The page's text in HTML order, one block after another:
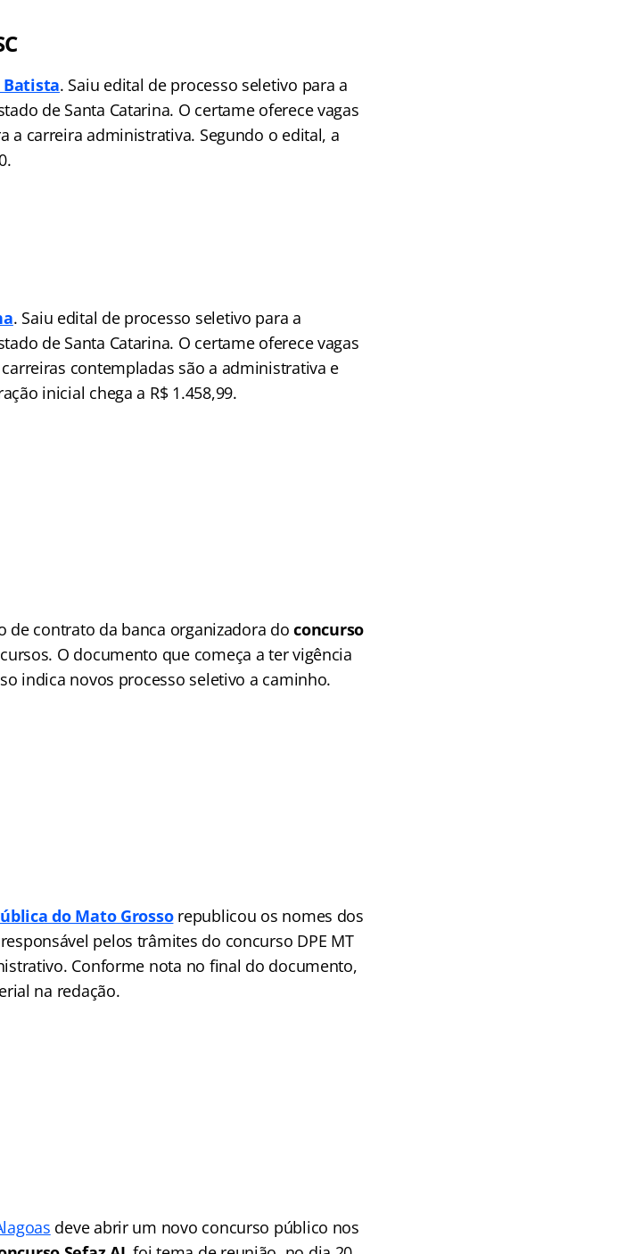
Batista. Saiu edital de processo seletivo para a
de Santa Catarina. O certame oferece vagas
a carreira administrativa. Segundo o edital, a
. Saiu edital de processo seletivo para a
de Santa Catarina. O certame oferece vagas
contempladas são a administrativa e
inicial chega a R$ 1.458,99.
de contrato da banca organizadora doconcurso
O documento que começa a ter vigência
indica novos processo seletivo a caminho.
do Mato Grossorepublicou os nomes dos
pelos trâmites do concurso DPE MT
Conforme nota no final do documento,
na redação.
deve abrir um novo concurso público nos